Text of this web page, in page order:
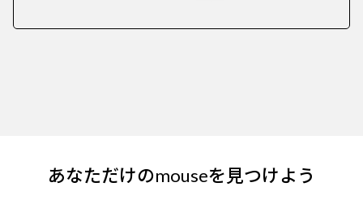
あなただけのmouseを見つけよう